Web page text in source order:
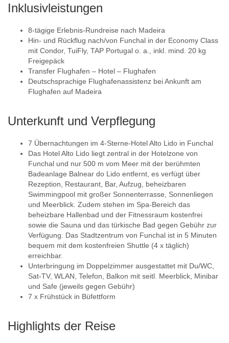
Inklusivleistungen
8-tägige Erlebnis-Rundreise nach Madeira
Hin- und Rückflug nach/von Funchal in der Economy Class
mit Condor, TuiFly, TAP Portugal o. a., inkl. mind. 20 kg
Freigepäck
Transfer Flughafen – Hotel – Flughafen
Deutschsprachige Flughafenassistenz bei Ankunft am
Flughafen auf Madeira
Unterkunft und Verpflegung
7 Übernachtungen im 4-Sterne-Hotel Alto Lido in Funchal
Das Hotel Alto Lido liegt zentral in der Hotelzone von
Funchal und nur 500 m vom Meer mit der berühmten
Badeanlage Balnear do Lido entfernt, es verfügt über
Rezeption, Restaurant, Bar, Aufzug, beheizbaren
Swimmingpool mit großer Sonnenterrasse, Sonnenliegen
und Meerblick. Zudem stehen im Spa-Bereich das
beheizbare Hallenbad und der Fitnessraum kostenfrei
sowie die Sauna und das türkische Bad gegen Gebühr zur
Verfügung. Das Stadtzentrum von Funchal ist in 5 Minuten
bequem mit dem kostenfreien Shuttle (4 x täglich)
erreichbar.
Unterbringung im Doppelzimmer ausgestattet mit Du/WC,
Sat-TV, WLAN, Telefon, Balkon mit seitl. Meerblick, Minibar
und Safe (jeweils gegen Gebühr)
7 x Frühstück in Büfettform
Highlights der Reise